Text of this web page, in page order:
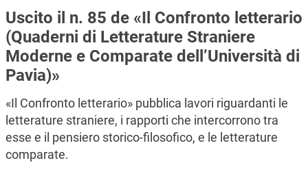
Uscito il n. 85 de «Il Confronto letterario
(Quaderni di Letterature Straniere
Moderne e Comparate dell’Università di
Pavia)»
«Il Confronto letterario» pubblica lavori riguardanti le
letterature straniere, i rapporti che intercorrono tra
esse e il pensiero storico-filosofico, e le letterature
comparate.